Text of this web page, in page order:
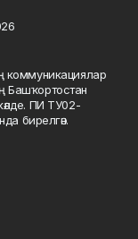
коммуникациялар
Башҡортостан
ПИ ТУ02-
бирелгән.